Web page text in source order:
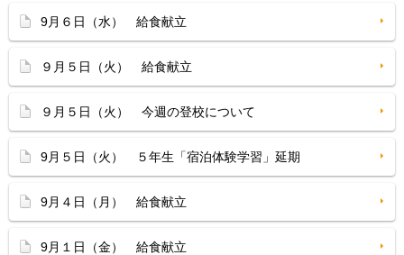
9月６日（水） 給食献立
９月５日（火） 給食献立
９月５日（火） 今週の登校について
9月５日（火） ５年生「宿泊体験学習」延期
9月４日（月） 給食献立
9月１日（金） 給食献立